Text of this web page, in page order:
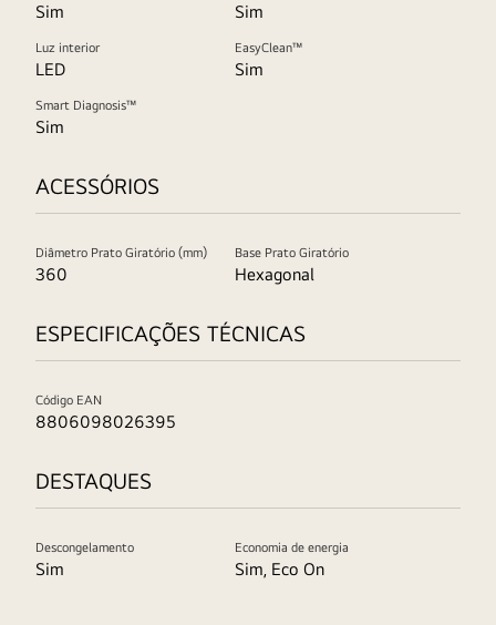
Sim Sim
Luz interior
LED
EasyClean™
Sim
Smart Diagnosis™
Sim
ACESSÓRIOS
Diâmetro Prato Giratório (mm)
360
Base Prato Giratório
Hexagonal
ESPECIFICAÇÕES TÉCNICAS
Código EAN
8806098026395
DESTAQUES
Descongelamento
Sim
Economia de energia
Sim, Eco On